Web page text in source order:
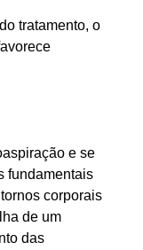
tratamento, o
e se
fundamentais
corporais
de um
das